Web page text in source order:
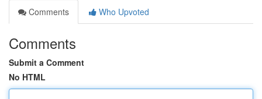
Comments
Who Upvoted
Comments
Submit a Comment
No HTML